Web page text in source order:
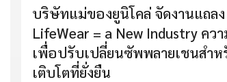
บริษัทแม่ของยูนิโคล่ จัดงานแถลง
LifeWear = a New Industry ควา
เพื่อปรับเปลี่ยนซัพพลายเชนสำห
เติบโตที่ยั่งยืน